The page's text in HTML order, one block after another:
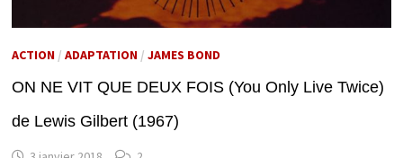
ACTION/ ADAPTATION/ JAMES BOND
ON NE VIT QUE DEUX FOIS (You Only Live Twice)
de Lewis Gilbert (1967)